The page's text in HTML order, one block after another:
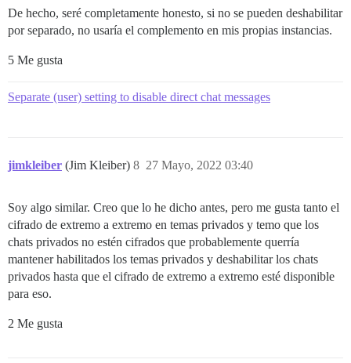
De hecho, seré completamente honesto, si no se pueden deshabilitar
por separado, no usaría el complemento en mis propias instancias.
5 Me gusta
Separate (user) setting to disable direct chat messages
jimkleiber (Jim Kleiber) 27 Mayo, 2022 03:40
8
Soy algo similar. Creo que lo he dicho antes, pero me gusta tanto el
cifrado de extremo a extremo en temas privados y temo que los
chats privados no estén cifrados que probablemente querría
mantener habilitados los temas privados y deshabilitar los chats
privados hasta que el cifrado de extremo a extremo esté disponible
para eso.
2 Me gusta